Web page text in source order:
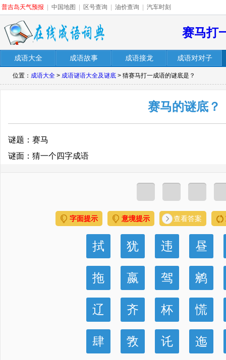
普吉岛天气预报 中国地图 区号查询 油价查询 汽车时刻
赛马打
成语大全 成语故事 成语接龙 成语对对子
位置： 成语大全 > 成语谜语大全及谜底 > 猜赛马打一成语的谜底是？
赛马的谜底？
谜题：赛马
谜面：猜一个四字成语
字面提示 意境提示 查看答案
拭 犹 违 昼
拖 嬴 驾 鹓
辽 齐 杯 慌
肆 敩 讬 迤